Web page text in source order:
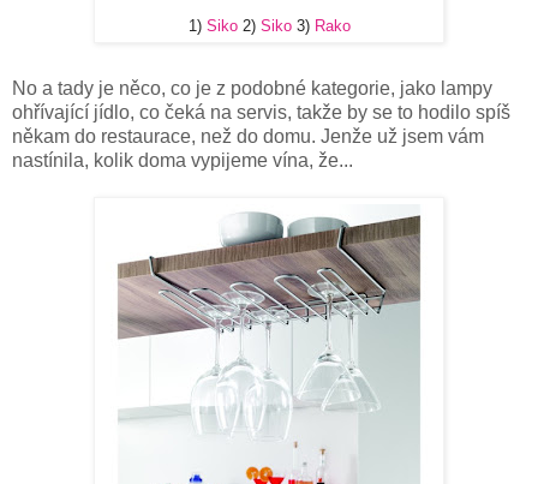
1) Siko2) Siko 3)Rako
No a tady je něco, co je z podobné kategorie, jako lampy
ohřívající jídlo, co čeká na servis, takže by se to hodilo spíš
někam do restaurace, než do domu. Jenže už jsem vám
nastínila, kolik doma vypijeme vína, že...